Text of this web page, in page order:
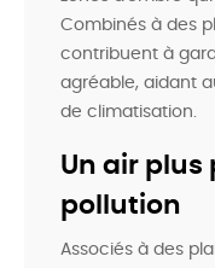
Combinés à des
contribuent à
agréable, aidant
de climatisation.
Un air plus
pollution
Associés à des